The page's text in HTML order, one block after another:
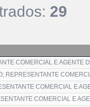
29
COMERCIAL E AGENTE
REPRESENTANTE
COMERCIAL E
COMERCIAL E